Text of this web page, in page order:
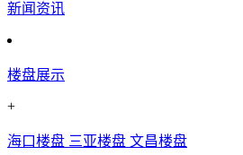
新闻资讯
楼盘展示
+
海口楼盘 三亚楼盘 文昌楼盘